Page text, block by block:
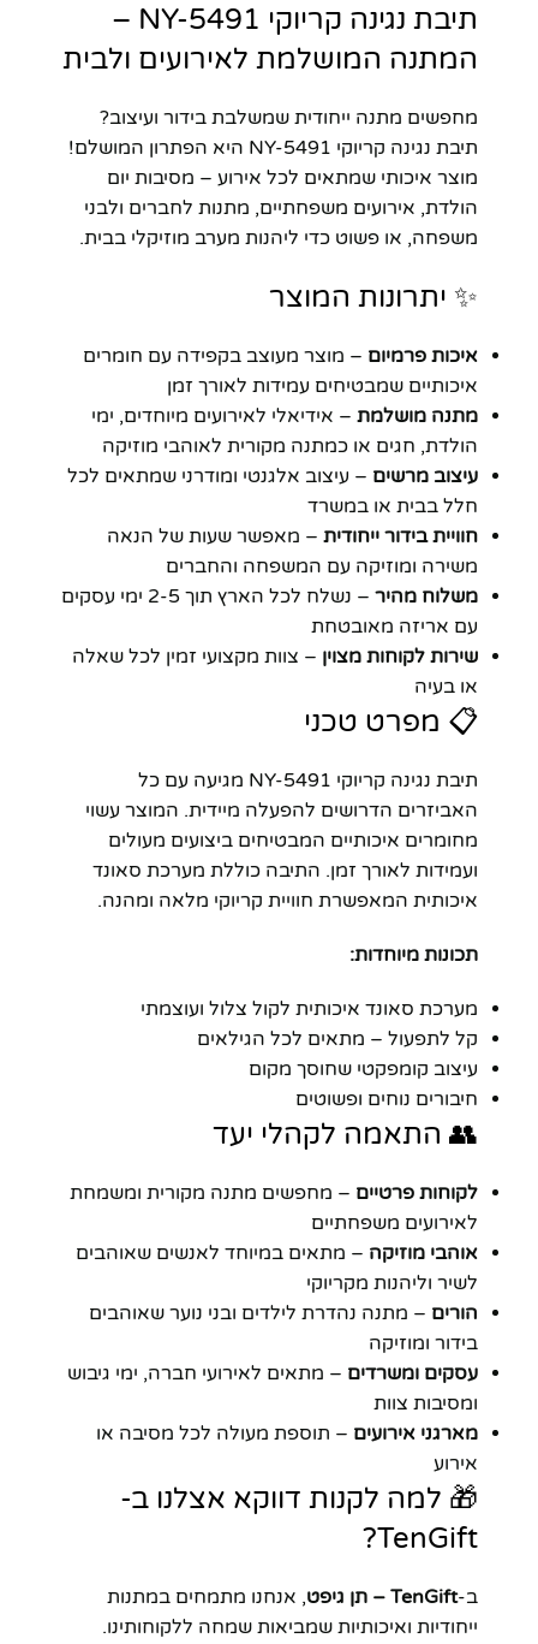
תיבת נגינה קריוקי NY-5491 –
המתנה המושלמת לאירועים ולבית
מחפשים מתנה ייחודית שמשלבת בידור ועיצוב?
תיבת נגינה קריוקי NY-5491 היא הפתרון המושלם!
מוצר איכותי שמתאים לכל אירוע – מסיבות יום
הולדת, אירועים משפחתיים, מתנות לחברים ולבני
משפחה, או פשוט כדי ליהנות מערב מוזיקלי בבית.
✨ יתרונות המוצר
איכות פרמיום – מוצר מעוצב בקפידה עם חומרים
איכותיים שמבטיחים עמידות לאורך זמן
מתנה מושלמת – אידיאלי לאירועים מיוחדים, ימי
הולדת, חגים או כמתנה מקורית לאוהבי מוזיקה
עיצוב מרשים – עיצוב אלגנטי ומודרני שמתאים לכל
חלל בבית או במשרד
חוויית בידור ייחודית – מאפשר שעות של הנאה
משירה ומוזיקה עם המשפחה והחברים
משלוח מהיר
– נשלח לכל הארץ תוך 2-5 ימי עסקים
עם אריזה מאובטחת
שירות לקוחות מצוין – צוות מקצועי זמין לכל שאלה
או בעיה
📋 מפרט טכני
תיבת נגינה קריוקי NY-5491 מגיעה עם כל
האביזרים הדרושים להפעלה מיידית. המוצר עשוי
מחומרים איכותיים המבטיחים ביצועים מעולים
ועמידות לאורך זמן. התיבה כוללת מערכת סאונד
איכותית המאפשרת חוויית קריוקי מלאה ומהנה.
תכונות מיוחדות:
מערכת סאונד איכותית לקול צלול ועוצמתי
קל לתפעול – מתאים לכל הגילאים
עיצוב קומפקטי שחוסך מקום
חיבורים נוחים ופשוטים
👥 התאמה לקהלי יעד
לקוחות פרטיים – מחפשים מתנה מקורית ומשמחת
לאירועים משפחתיים
אוהבי מוזיקה – מתאים במיוחד לאנשים שאוהבים
לשיר וליהנות מקריוקי
הורים – מתנה נהדרת לילדים ובני נוער שאוהבים
בידור ומוזיקה
עסקים ומשרדים – מתאים לאירועי חברה, ימי גיבוש
ומסיבות צוות
מארגני אירועים – תוספת מעולה לכל מסיבה או
אירוע
🎁 למה לקנות דווקא אצלנו ב-
TenGift?
ב-TenGift – תן גיפט
, אנחנו מתמחים במתנות
ייחודיות ואיכותיות שמביאות שמחה ללקוחותינו.